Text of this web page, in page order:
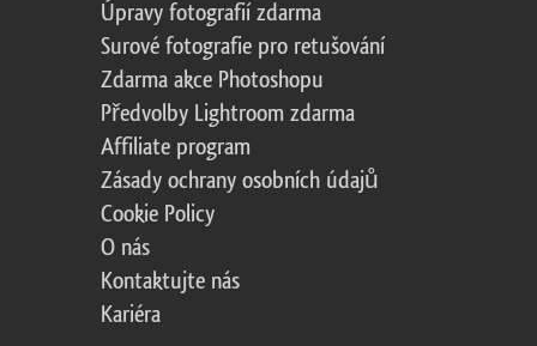
Úpravy fotografií zdarma
Surové fotografie pro retušování
Zdarma akce Photoshopu
Předvolby Lightroom zdarma
Affiliate program
Zásady ochrany osobních údajů
Cookie Policy
O nás
Kontaktujte nás
Kariéra